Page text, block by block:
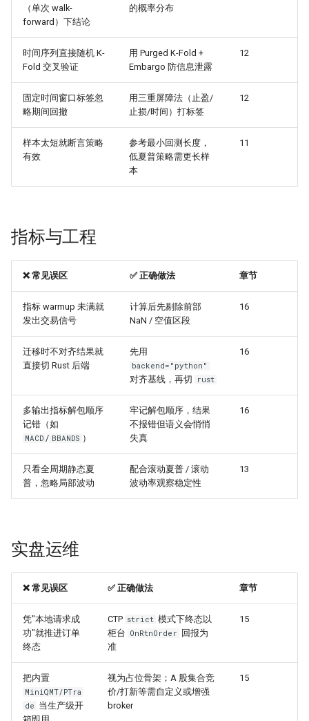
（单次 walk-
forward）下结论
的概率分布
时间序列直接随机 K-
Fold 交叉验证
用 Purged K-Fold +
Embargo 防信息泄露
12
固定时间窗口标签忽
略期间回撤
用三重屏障法（止盈/
止损/时间）打标签
12
样本太短就断言策略
有效
参考最小回测长度，
低夏普策略需更长样
本
11
指标与工程
❌ 常见误区 ✅ 正确做法 章节
指标 warmup 未满就
发出交易信号
计算后先剔除前部
NaN / 空值区段
16
迁移时不对齐结果就
直接切 Rust 后端
先用
backend="python"
对齐基线，再切 rust
16
多输出指标解包顺序
记错（如
MACD / BBANDS ）
牢记解包顺序，结果
不报错但语义会悄悄
失真
16
只看全周期静态夏
普，忽略局部波动
配合滚动夏普 / 滚动
波动率观察稳定性
13
实盘运维
❌ 常见误区 ✅ 正确做法 章节
凭"本地请求成
功"就推进订单
终态
CTP strict 模式下终态以
柜台 OnRtnOrder
回报为
准
15
把内置
MiniQMT/PTra
de 当生产级开
视为占位骨架；A 股集合竞
价/打新等需自定义或增强
broker
15